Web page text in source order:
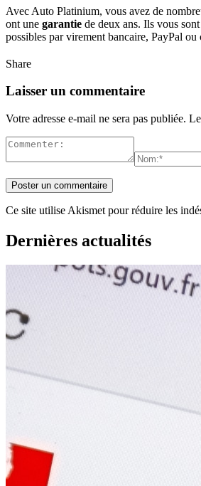
Avec Auto Platinium, vous avez de
ont une garantie de deux ans. Ils vous
possibles par virement bancaire, PayPal ou
Share
Laisser un commentaire
Votre adresse e-mail ne sera pas publiée.
Ce site utilise Akismet pour réduire les
Dernières actualités